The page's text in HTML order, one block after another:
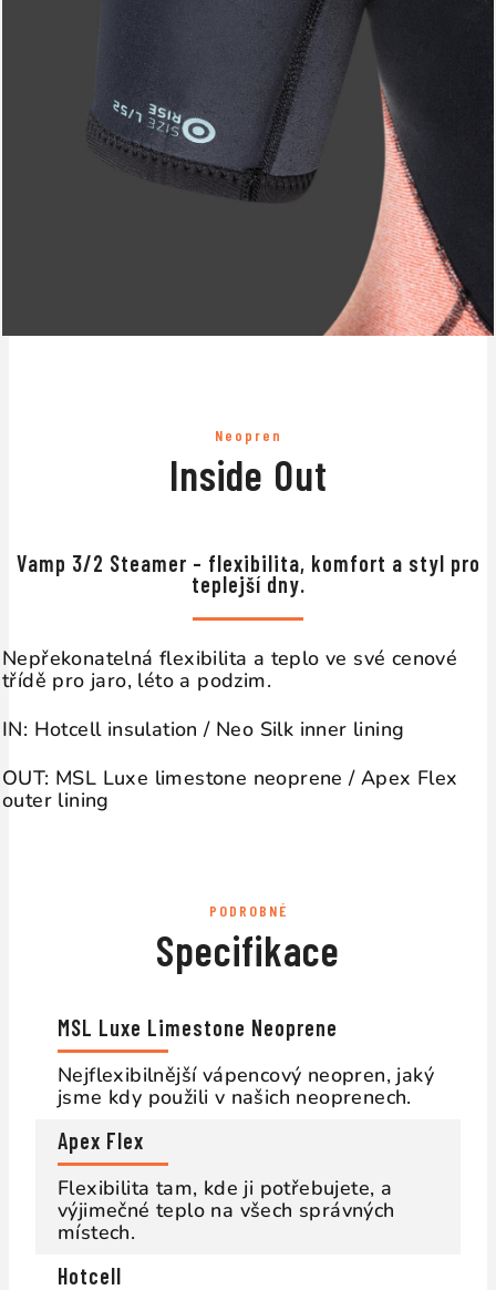
Neopren
Inside Out
Vamp 3/2 Steamer – flexibilita, komfort a styl pro
teplejší dny.
Nepřekonatelná flexibilita a teplo ve své cenové
třídě pro jaro, léto a podzim.
IN: Hotcell insulation / Neo Silk inner lining
OUT: MSL Luxe limestone neoprene / Apex Flex
outer lining
PODROBNÉ
Specifikace
MSL Luxe Limestone Neoprene
Nejflexibilnější vápencový neopren, jaký
jsme kdy použili v našich neoprenech.
Apex Flex
Flexibilita tam, kde ji potřebujete, a
výjimečné teplo na všech správných
místech.
Hotcell